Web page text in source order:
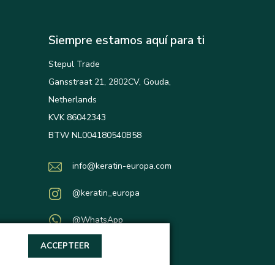
Siempre estamos aquí para ti
Stepul Trade
Gansstraat 21, 2802CV, Gouda,
Netherlands
KVK 86042343
BTW NL004180540B58
info@keratin-europa.com
@keratin_europa
@WhatsApp
ACCEPTEER